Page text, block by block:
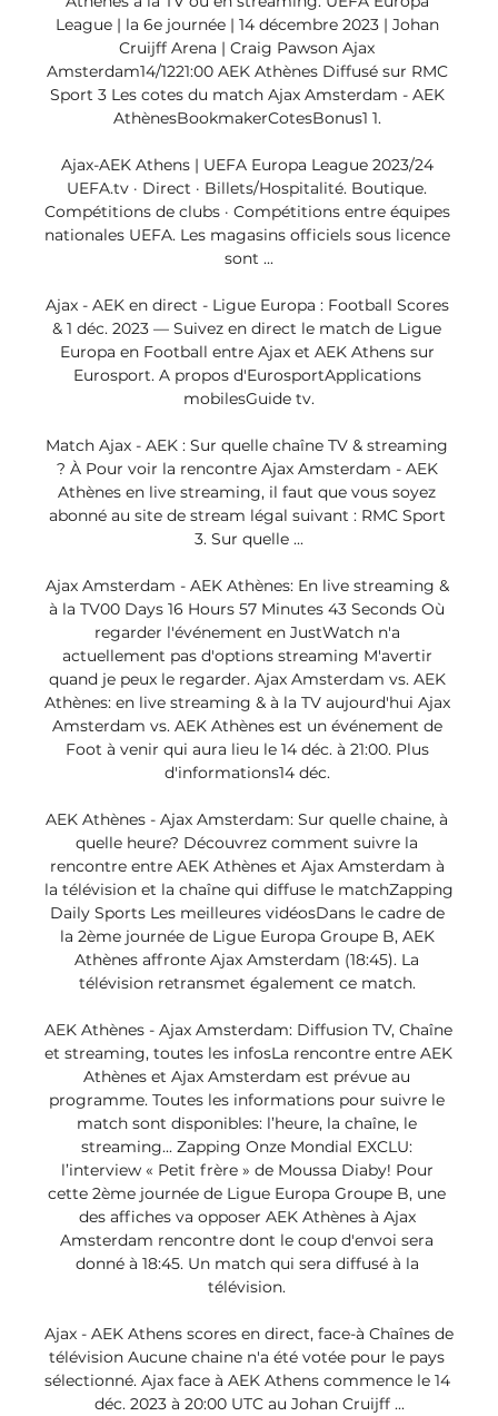
League | la 6e journée | 14 décembre 2023 | Johan
Cruijff Arena | Craig Pawson Ajax
Amsterdam14/1221:00 AEK Athènes Diffusé sur RMC
Sport 3 Les cotes du match Ajax Amsterdam - AEK
AthènesBookmakerCotesBonus1 1.
Ajax-AEK Athens | UEFA Europa League 2023/24
UEFA.tv · Direct · Billets/Hospitalité. Boutique.
Compétitions de clubs · Compétitions entre équipes
nationales UEFA. Les magasins officiels sous licence
sont ...
Ajax - AEK en direct - Ligue Europa : Football Scores
& 1 déc. 2023 — Suivez en direct le match de Ligue
Europa en Football entre Ajax et AEK Athens sur
Eurosport. A propos d'EurosportApplications
mobilesGuide tv.
Match Ajax - AEK : Sur quelle chaîne TV & streaming
? À Pour voir la rencontre Ajax Amsterdam - AEK
Athènes en live streaming, il faut que vous soyez
abonné au site de stream légal suivant : RMC Sport
3. Sur quelle ...
Ajax Amsterdam - AEK Athènes: En live streaming &
à la TV00 Days 16 Hours 57 Minutes 43 Seconds Où
regarder l'événement en JustWatch n'a
actuellement pas d'options streaming M'avertir
quand je peux le regarder. Ajax Amsterdam vs. AEK
Athènes: en live streaming & à la TV aujourd'hui Ajax
Amsterdam vs. AEK Athènes est un événement de
Foot à venir qui aura lieu le 14 déc. à 21:00. Plus
d'informations14 déc.
AEK Athènes - Ajax Amsterdam: Sur quelle chaine, à
quelle heure? Découvrez comment suivre la
rencontre entre AEK Athènes et Ajax Amsterdam à
la télévision et la chaîne qui diffuse le matchZapping
Daily Sports Les meilleures vidéosDans le cadre de
la 2ème journée de Ligue Europa Groupe B, AEK
Athènes affronte Ajax Amsterdam (18:45). La
télévision retransmet également ce match.
AEK Athènes - Ajax Amsterdam: Diffusion TV, Chaîne
et streaming, toutes les infosLa rencontre entre AEK
Athènes et Ajax Amsterdam est prévue au
programme. Toutes les informations pour suivre le
match sont disponibles: l’heure, la chaîne, le
streaming... Zapping Onze Mondial EXCLU:
l’interview « Petit frère » de Moussa Diaby! Pour
cette 2ème journée de Ligue Europa Groupe B, une
des affiches va opposer AEK Athènes à Ajax
Amsterdam rencontre dont le coup d'envoi sera
donné à 18:45. Un match qui sera diffusé à la
télévision.
Ajax - AEK Athens scores en direct, face-à Chaînes de
télévision Aucune chaine n'a été votée pour le pays
sélectionné. Ajax face à AEK Athens commence le 14
déc. 2023 à 20:00 UTC au Johan Cruijff ...